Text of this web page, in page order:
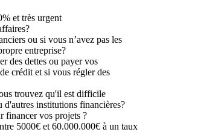
et très urgent
ou si vous n’avez pas les
entreprise?
des dettes ou payer vos
crédit et si vous régler des
trouvez qu'il est difficile
d'autres institutions financières?
financer vos projets ?
5000€ et 60.000.000€ à un taux